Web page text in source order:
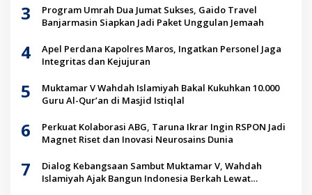
3
Program Umrah Dua Jumat Sukses, Gaido Travel
Banjarmasin Siapkan Jadi Paket Unggulan Jemaah
4
Apel Perdana Kapolres Maros, Ingatkan Personel Jaga
Integritas dan Kejujuran
5
Muktamar V Wahdah Islamiyah Bakal Kukuhkan 10.000
Guru Al-Qur’an di Masjid Istiqlal
6
Perkuat Kolaborasi ABG, Taruna Ikrar Ingin RSPON Jadi
Magnet Riset dan Inovasi Neurosains Dunia
7
Dialog Kebangsaan Sambut Muktamar V, Wahdah
Islamiyah Ajak Bangun Indonesia Berkah Lewat